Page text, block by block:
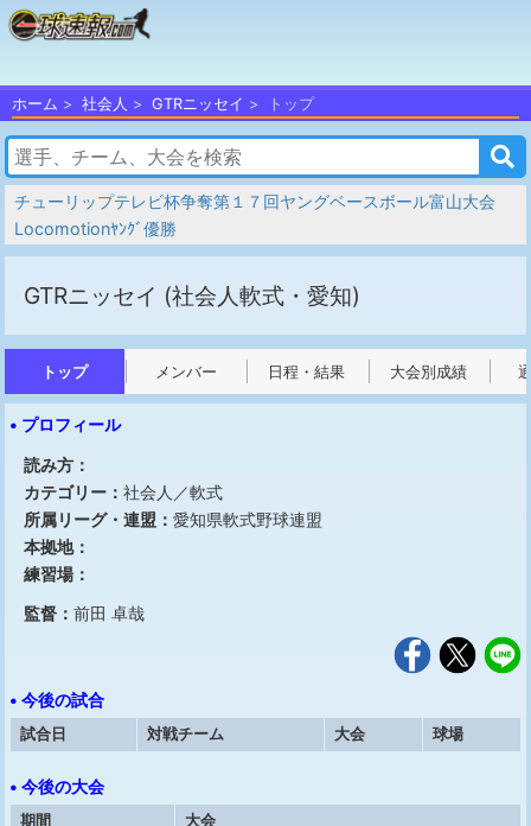
ホーム 社会人 GTRニッセイ トップ
チューリップテレビ杯争奪第１７回ヤングベースボール富山大会
Locomotionﾔﾝｸﾞ優勝
GTRニッセイ (社会人軟式・愛知)
トップ メンバー 日程・結果 大会別成績
• プロフィール
読み方：
カテゴリー： 社会人／軟式
所属リーグ・連盟： 愛知県軟式野球連盟
本拠地：
練習場：
監督： 前田 卓哉
• 今後の試合
試合日
対戦チーム 大会 球場
• 今後の大会
期間
大会